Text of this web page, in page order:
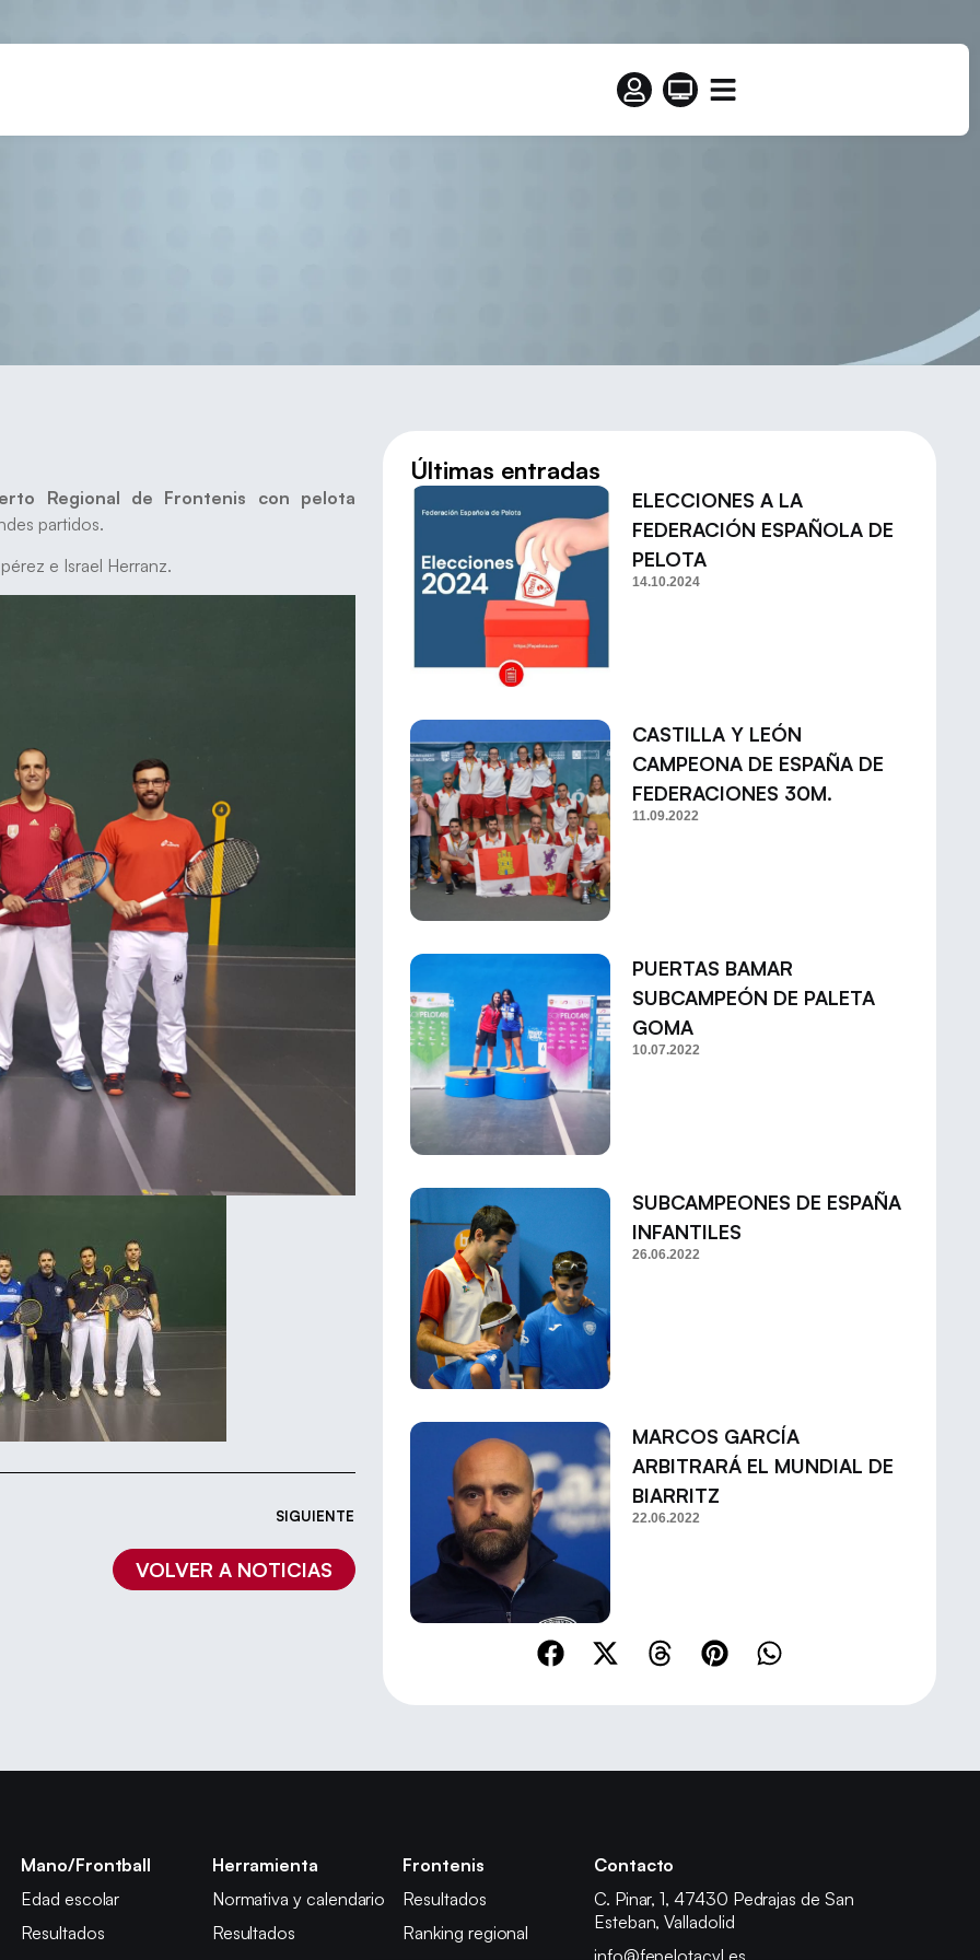
Villa y Sergio García ganan en Palencia
Regional de Frontenis con pelota
partidos.
e Israel Herranz.
SIGUIENTE
VOLVER A NOTICIAS
Últimas entradas
ELECCIONES A LA
FEDERACIÓN ESPAÑOLA DE
PELOTA
14.10.2024
CASTILLA Y LEÓN
CAMPEONA DE ESPAÑA DE
FEDERACIONES 30M.
11.09.2022
PUERTAS BAMAR
SUBCAMPEÓN DE PALETA
GOMA
10.07.2022
SUBCAMPEONES DE ESPAÑA
INFANTILES
26.06.2022
MARCOS GARCÍA
ARBITRARÁ EL MUNDIAL DE
BIARRITZ
22.06.2022
Mano/Frontball
Edad escolar
Resultados
Herramienta
Normativa y calendario
Resultados
Frontenis
Resultados
Ranking regional
Contacto
C. Pinar, 1, 47430 Pedrajas de San
Esteban, Valladolid